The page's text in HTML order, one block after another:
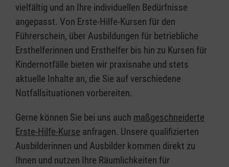
vielfältig und an Ihre individuellen Bedürfnisse
angepasst. Von Erste-Hilfe-Kursen für den
Führerschein, über Ausbildungen für betriebliche
Ersthelferinnen und Ersthelfer bis hin zu Kursen für
Kindernotfälle bieten wir praxisnahe und stets
aktuelle Inhalte an, die Sie auf verschiedene
Notfallsituationen vorbereiten.
Gerne können Sie bei uns auch maßgeschneiderte
Erste-Hilfe-Kurse anfragen. Unsere qualifizierten
Ausbilderinnen und Ausbilder kommen direkt zu
Ihnen und nutzen Ihre Räumlichkeiten für